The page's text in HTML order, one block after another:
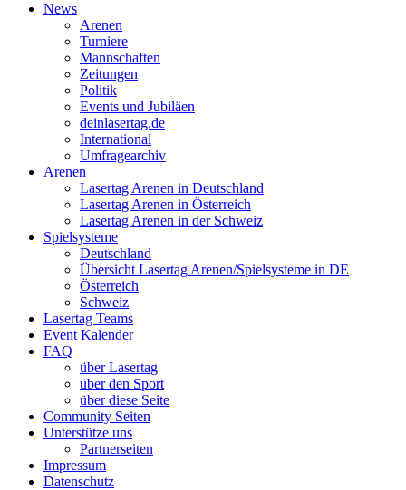
News
Arenen
Turniere
Mannschaften
Zeitungen
Politik
Events und Jubiläen
deinlasertag.de
International
Umfragearchiv
Arenen
Lasertag Arenen in Deutschland
Lasertag Arenen in Österreich
Lasertag Arenen in der Schweiz
Spielsysteme
Deutschland
Übersicht Lasertag Arenen/Spielsysteme in DE
Österreich
Schweiz
Lasertag Teams
Event Kalender
FAQ
über Lasertag
über den Sport
über diese Seite
Community Seiten
Unterstütze uns
Partnerseiten
Impressum
Datenschutz